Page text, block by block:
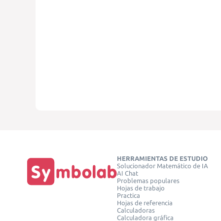
HERRAMIENTAS DE ESTUDIO
Solucionador Matemático de IA
AI Chat
Problemas populares
Hojas de trabajo
Practica
Hojas de referencia
Calculadoras
Calculadora gráfica